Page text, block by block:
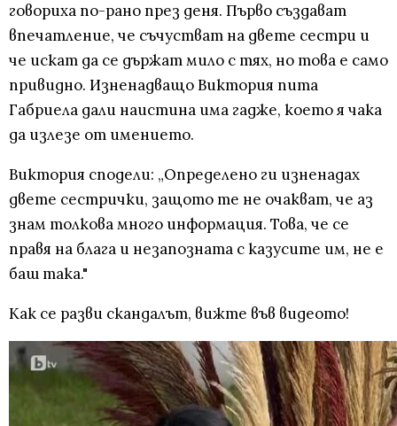
говориха по-рано през деня. Първо създават
впечатление, че съчустват на двете сестри и
че искат да се държат мило с тях, но това е само
привидно. Изненадващо Виктория пита
Габриела дали наистина има гадже, което я чака
да излезе от имението.
Виктория сподели: „Определено ги изненадах
двете сестрички, защото те не очакват, че аз
знам толкова много информация. Това, че се
правя на блага и незапозната с казусите им, не е
баш така."
Как се разви скандалът, вижте във видеото!